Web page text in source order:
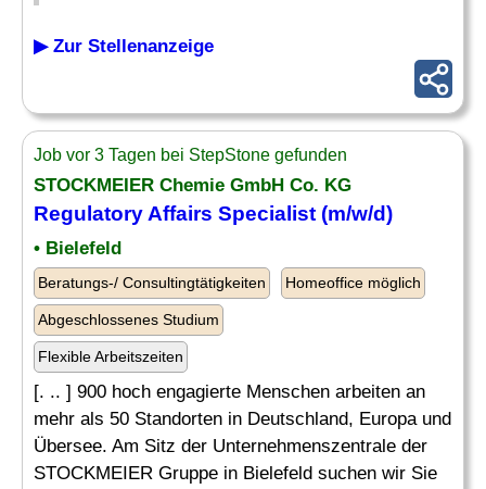
▶ Zur Stellenanzeige
Job vor 3 Tagen bei StepStone gefunden
STOCKMEIER Chemie GmbH Co. KG
Regulatory Affairs Specialist (m/w/d)
• Bielefeld
Beratungs-/ Consultingtätigkeiten Homeoffice möglich
Abgeschlossenes Studium
Flexible Arbeitszeiten
[. .. ] 900 hoch engagierte Menschen arbeiten an
mehr als 50 Standorten in Deutschland, Europa und
Übersee. Am Sitz der Unternehmenszentrale der
STOCKMEIER Gruppe in Bielefeld suchen wir Sie